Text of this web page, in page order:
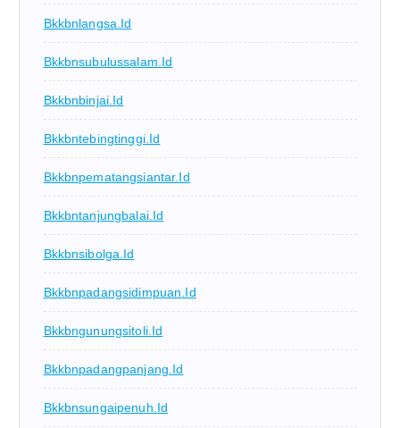
Bkkbnlangsa.id
Bkkbnsubulussalam.id
Bkkbnbinjai.id
Bkkbntebingtinggi.id
Bkkbnpematangsiantar.id
Bkkbntanjungbalai.id
Bkkbnsibolga.id
Bkkbnpadangsidimpuan.id
Bkkbngunungsitoli.id
Bkkbnpadangpanjang.id
Bkkbnsungaipenuh.id